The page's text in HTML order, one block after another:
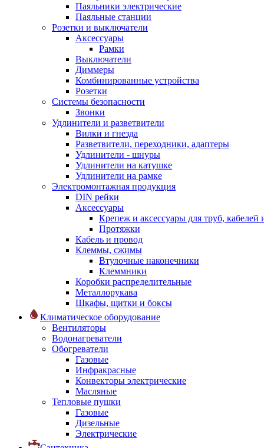
Паяльники электрические
Паяльные станции
Розетки и выключатели
Аксессуары
Рамки
Выключатели
Диммеры
Комбинированные устройства
Розетки
Системы безопасности
Звонки
Удлинители и разветвители
Вилки и гнезда
Разветвители, переходники, адаптеры
Удлинители - шнуры
Удлинители на катушке
Удлинители на рамке
Электромонтажная продукция
DIN рейки
Аксессуары
Крепеж и аксессуары для труб, кабелей
Протяжки
Кабель и провод
Клеммы, сжимы
Втулочные наконечники
Клеммники
Коробки распределительные
Металлорукава
Шкафы, щитки и боксы
Климатическое оборудование
Вентиляторы
Водонагреватели
Обогреватели
Газовые
Инфракрасные
Конвекторы электрические
Масляные
Тепловые пушки
Газовые
Дизельные
Электрические